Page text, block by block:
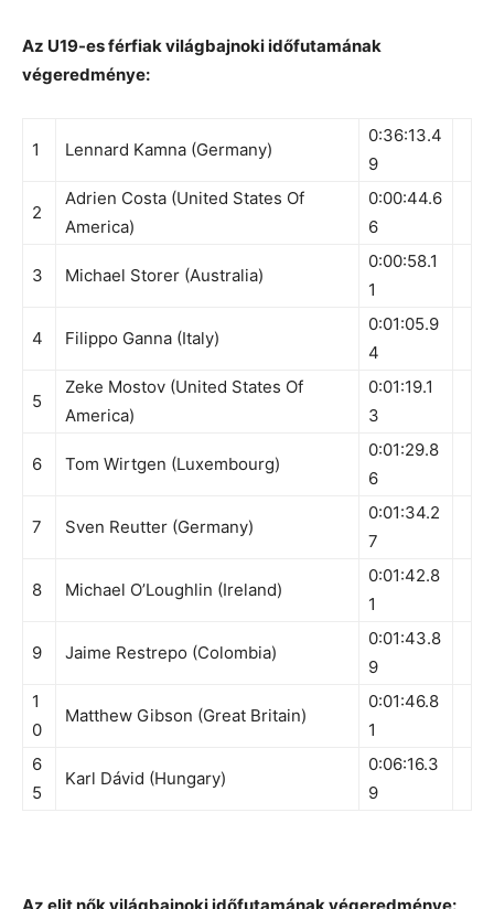
Az U19-es férfiak világbajnoki időfutamának
végeredménye:
1 Lennard Kamna (Germany)
0:36:13.4
9
2
Adrien Costa (United States Of
America)
0:00:44.6
6
3 Michael Storer (Australia)
0:00:58.1
1
4 Filippo Ganna (Italy)
0:01:05.9
4
5
Zeke Mostov (United States Of
America)
0:01:19.1
3
6 Tom Wirtgen (Luxembourg)
0:01:29.8
6
7 Sven Reutter (Germany)
0:01:34.2
7
8 Michael O’Loughlin (Ireland)
0:01:42.8
1
9 Jaime Restrepo (Colombia)
0:01:43.8
9
1
0
Matthew Gibson (Great Britain)
0:01:46.8
1
6
5
Karl Dávid (Hungary)
0:06:16.3
9
Az elit nők világbajnoki időfutamának végeredménye: